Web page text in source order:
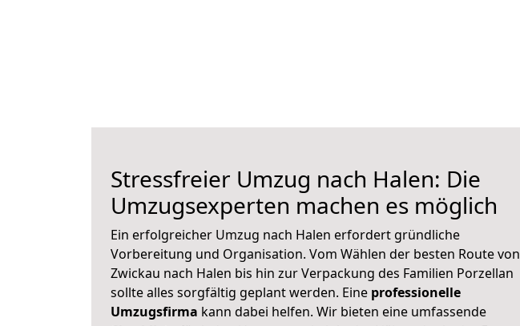
Stressfreier Umzug nach Halen: Die
Umzugsexperten machen es möglich
Ein erfolgreicher Umzug nach Halen erfordert gründliche
Vorbereitung und Organisation. Vom Wählen der besten Route von
Zwickau nach Halen bis hin zur Verpackung des Familien Porzellan
sollte alles sorgfältig geplant werden. Eine professionelle
Umzugsfirma kann dabei helfen. Wir bieten eine umfassende